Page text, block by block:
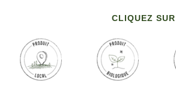
CLIQUEZ